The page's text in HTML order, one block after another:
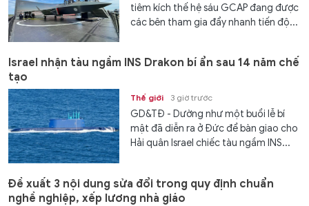
tiêm kích thế hệ sáu GCAP đang được
các bên tham gia đẩy nhanh tiến độ...
Israel nhận tàu ngầm INS Drakon bí ẩn sau 14 năm chế
tạo
Thế giới 3 giờ trước
GD&TĐ - Dường như một buổi lễ bí
mật đã diễn ra ở Đức để bàn giao cho
Hải quân Israel chiếc tàu ngầm INS...
Đề xuất 3 nội dung sửa đổi trong quy định chuẩn
nghề nghiệp, xếp lương nhà giáo